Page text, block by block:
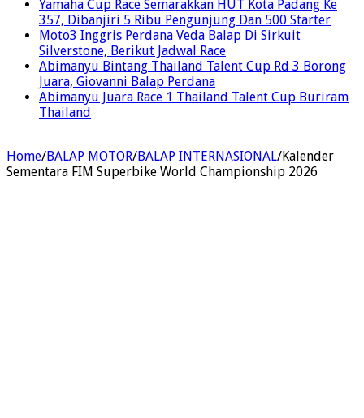
Yamaha Cup Race Semarakkan HUT Kota Padang Ke
357, Dibanjiri 5 Ribu Pengunjung Dan 500 Starter
Moto3 Inggris Perdana Veda Balap Di Sirkuit
Silverstone, Berikut Jadwal Race
Abimanyu Bintang Thailand Talent Cup Rd 3 Borong
Juara, Giovanni Balap Perdana
Abimanyu Juara Race 1 Thailand Talent Cup Buriram
Thailand
Home/BALAP MOTOR/BALAP INTERNASIONAL/Kalender
Sementara FIM Superbike World Championship 2026